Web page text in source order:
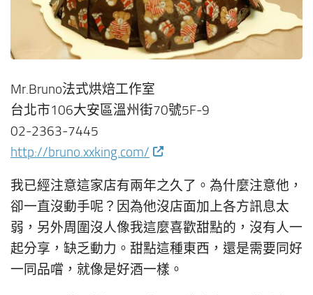
Mr.Bruno法式烘焙工作室
台北市106大安區溫州街70號5F-9
02-2363-7445
http://bruno.xxking.com/
我已經注意這家店有兩年之久了。為什麼注意他，
卻一直沒動手呢？因為他沒店面加上各方訊息太
弱，另外周圍沒人像我這麼喜歡甜點的，沒有人一
起分享，缺乏動力。甜點這種東西，還是需要同好
一同品嚐，就像是好酒一樣。